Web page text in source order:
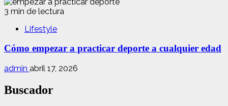
3 min de lectura
Lifestyle
Cómo empezar a practicar deporte a cualquier edad
admin abril 17, 2026
Buscador